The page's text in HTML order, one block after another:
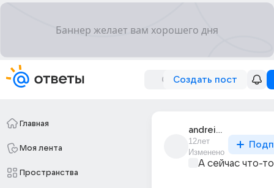
Создать пост
Главная
Моя лента
Пространства
andrei_podvigin
12лет
Изменено
А сейчас что-